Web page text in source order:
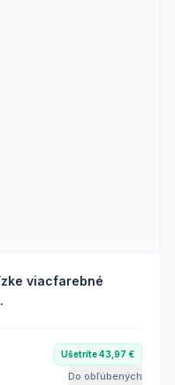
viacfarebné
Ušetríte 43,97 €
Do obľúbených